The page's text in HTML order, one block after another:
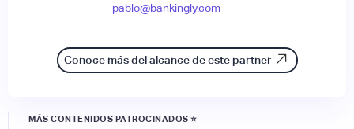
pablo@bankingly.com
Conoce más del alcance de este partner
MÁS CONTENIDOS PATROCINADOS ⭐